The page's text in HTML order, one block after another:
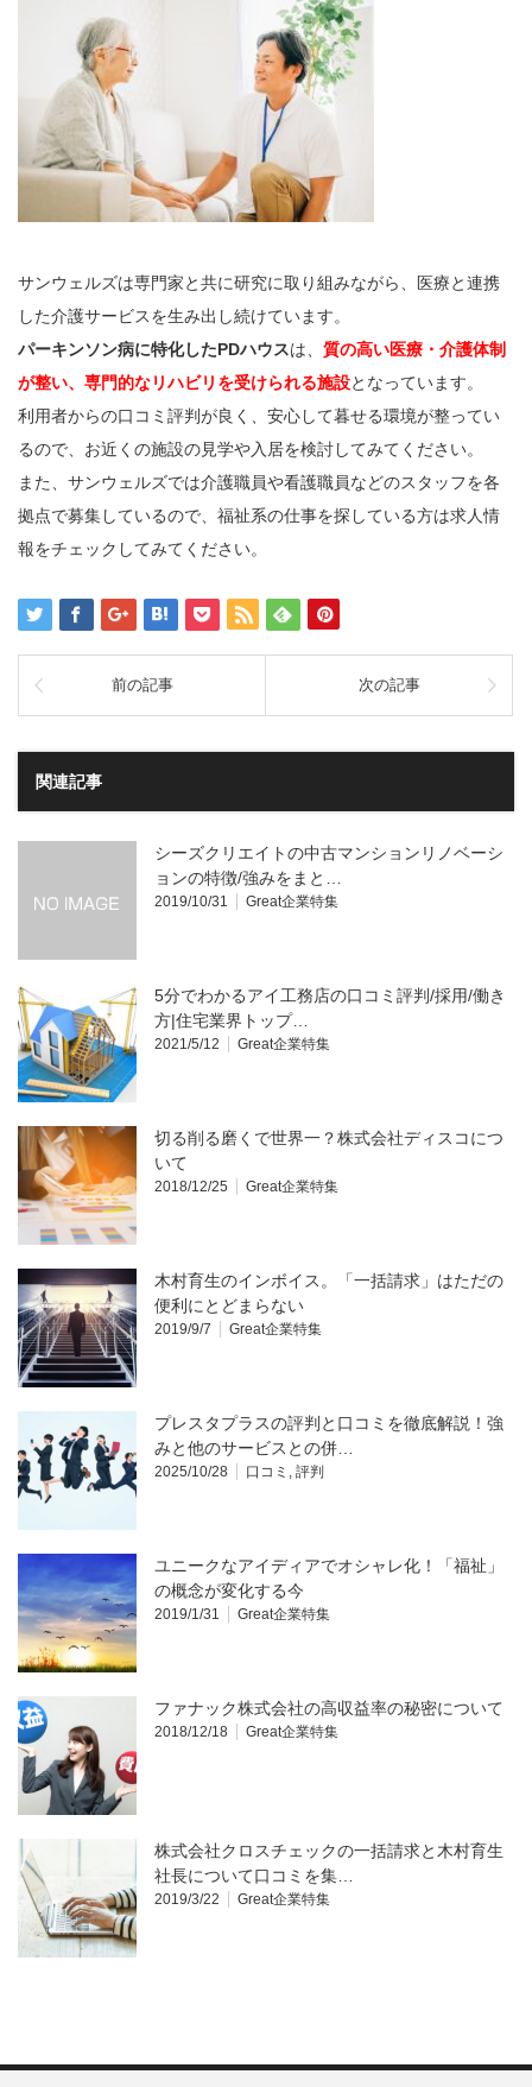
サンウェルズは専門家と共に研究に取り組みながら、医療と連携
した介護サービスを生み出し続けています。
パーキンソン病に特化したPDハウスは、 質の高い医療・介護体制
が整い、専門的なリハビリを受けられる施設となっています。
利用者からの口コミ評判が良く、安心して暮せる環境が整ってい
るので、お近くの施設の見学や入居を検討してみてください。
また、サンウェルズでは介護職員や看護職員などのスタッフを各
拠点で募集しているので、福祉系の仕事を探している方は求人情
報をチェックしてみてください。
前の記事 次の記事
関連記事
シーズクリエイトの中古マンションリノベーシ
ョンの特徴/強みをまと…
2019/10/31 Great企業特集
5分でわかるアイ工務店の口コミ評判/採用/働き
方|住宅業界トップ…
2021/5/12 Great企業特集
切る削る磨くで世界一？株式会社ディスコにつ
いて
2018/12/25 Great企業特集
木村育生のインボイス。「一括請求」はただの
便利にとどまらない
2019/9/7 Great企業特集
プレスタプラスの評判と口コミを徹底解説！強
みと他のサービスとの併…
2025/10/28 口コミ 評判
ユニークなアイディアでオシャレ化！「福祉」
の概念が変化する今
2019/1/31 Great企業特集
ファナック株式会社の高収益率の秘密について
2018/12/18 Great企業特集
株式会社クロスチェックの一括請求と木村育生
社長について口コミを集…
2019/3/22 Great企業特集